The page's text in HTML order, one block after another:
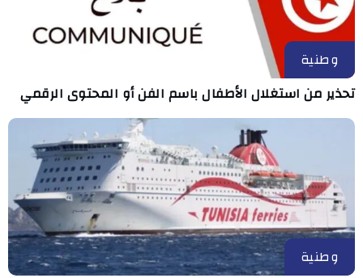
وطنية
تحذير من استغلال الأطفال باسم الفن أو المحتوى الرقمي
وطنية